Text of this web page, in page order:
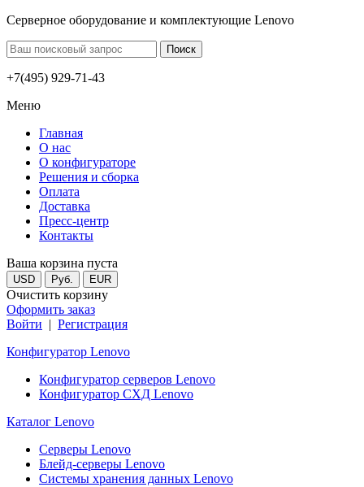
Серверное оборудование и комплектующие Lenovo
+7(495) 929-71-43
Меню
Главная
О нас
О конфигураторе
Решения и сборка
Оплата
Доставка
Пресс-центр
Контакты
Ваша корзина пуста
USD Руб. EUR
Очистить корзину
Оформить заказ
Войти | Регистрация
Конфигуратор Lenovo
Конфигуратор серверов Lenovo
Конфигуратор СХД Lenovo
Каталог Lenovo
Серверы Lenovo
Блейд-серверы Lenovo
Системы хранения данных Lenovo